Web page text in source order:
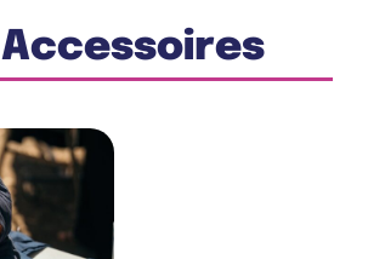
Accessoires